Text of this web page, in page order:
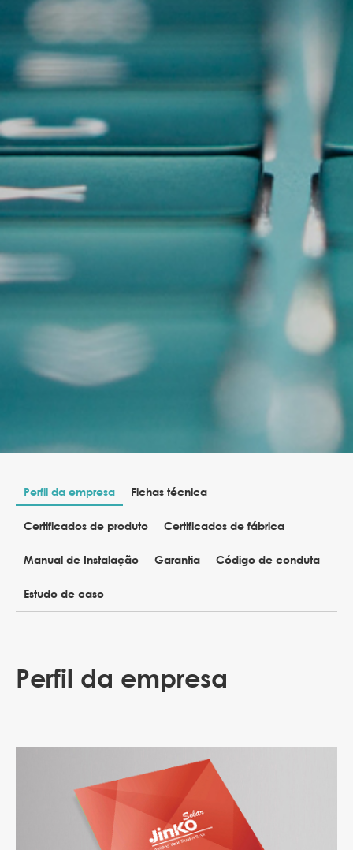
Perfil da empresa Fichas técnica
Certificados de produto Certificados de fábrica
Manual de Instalação Garantia Código de conduta
Estudo de caso
Perfil da empresa